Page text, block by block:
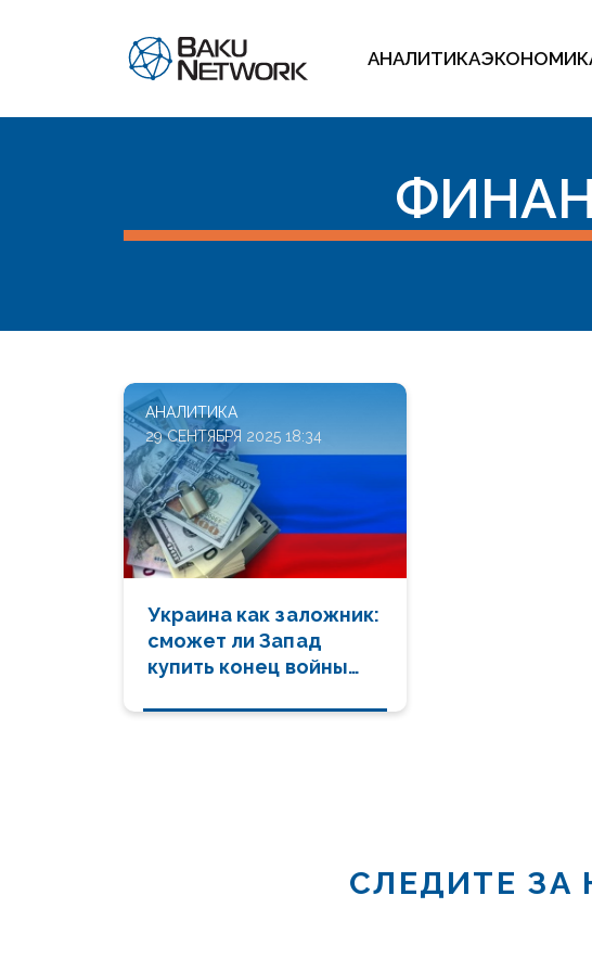
АНАЛИТИКА
АНАЛИТИКА
29 СЕНТЯБРЯ 2025 18:34
Украина как заложник:
сможет ли Запад
купить конец войны
деньгами?
СЛЕДИТЕ ЗА